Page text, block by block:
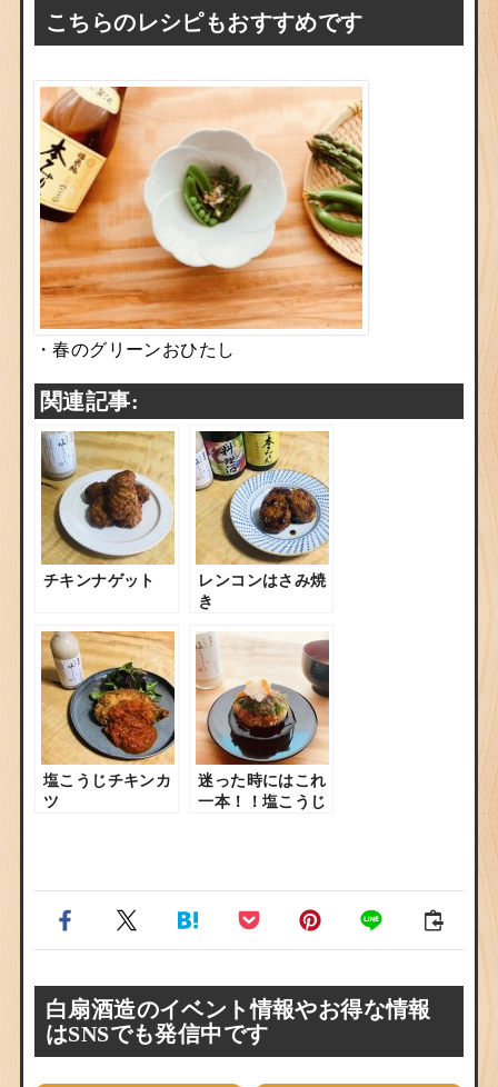
こちらのレシピもおすすめです
・春のグリーンおひたし
関連記事:
チキンナゲット
レンコンはさみ焼
き
塩こうじチキンカ
ツ
迷った時にはこれ
一本！！塩こうじ
白扇酒造のイベント情報やお得な情報
はSNSでも発信中です